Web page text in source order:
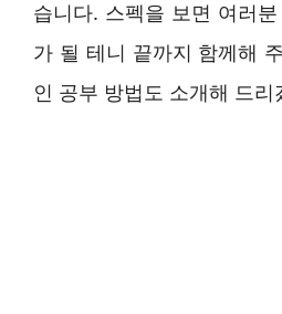
습니다. 스펙을 보면 여러
가 될 테니 끝까지 함께해
인 공부 방법도 소개해 드리